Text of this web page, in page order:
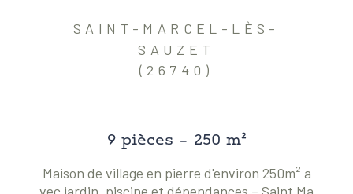
SAINT-MARCEL-LÈS-
SAUZET
(26740)
9 pièces - 250 m²
Maison de village en pierre d'environ 250m² a